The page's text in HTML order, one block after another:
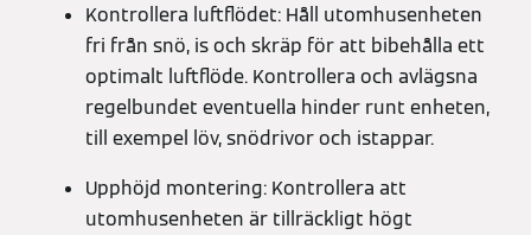
Kontrollera luftflödet: Håll utomhusenheten
fri från snö, is och skräp för att bibehålla ett
optimalt luftflöde. Kontrollera och avlägsna
regelbundet eventuella hinder runt enheten,
till exempel löv, snödrivor och istappar.
Upphöjd montering: Kontrollera att
utomhusenheten är tillräckligt högt